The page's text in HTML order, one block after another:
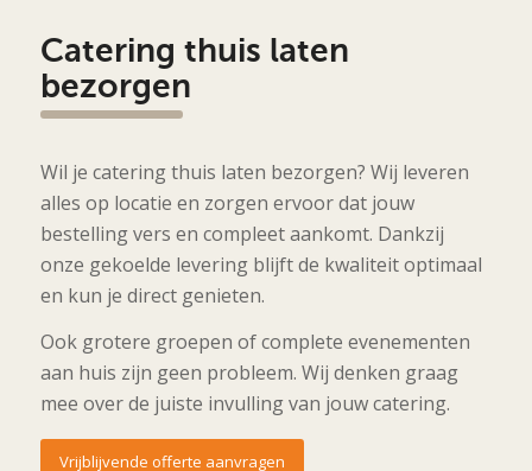
Catering thuis laten
bezorgen
Wil je catering thuis laten bezorgen? Wij leveren
alles op locatie en zorgen ervoor dat jouw
bestelling vers en compleet aankomt. Dankzij
onze gekoelde levering blijft de kwaliteit optimaal
en kun je direct genieten.
Ook grotere groepen of complete evenementen
aan huis zijn geen probleem. Wij denken graag
mee over de juiste invulling van jouw catering.
Vrijblijvende offerte aanvragen